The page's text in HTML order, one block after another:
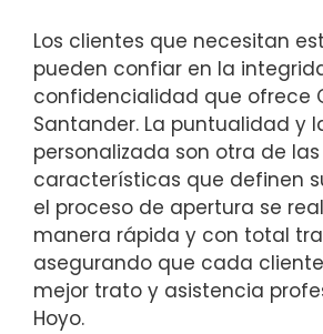
Los clientes que necesitan
pueden confiar en la
confidencialidad que ofrece
Santander. La puntualidad y
personalizada son otra de las
características que definen
el proceso de apertura se
manera rápida y con total
asegurando que cada
mejor trato y asistencia
Hoyo.